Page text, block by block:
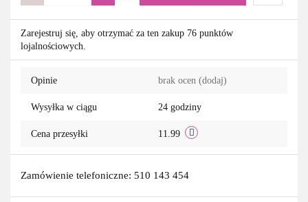
Do
Zarejestruj się, aby otrzymać za ten zakup 76 punktów
lojalnościowych.
Opinie brak ocen (dodaj)
Wysyłka w ciągu 24 godziny
Cena przesyłki 11.99
Zamówienie telefoniczne: 510 143 454